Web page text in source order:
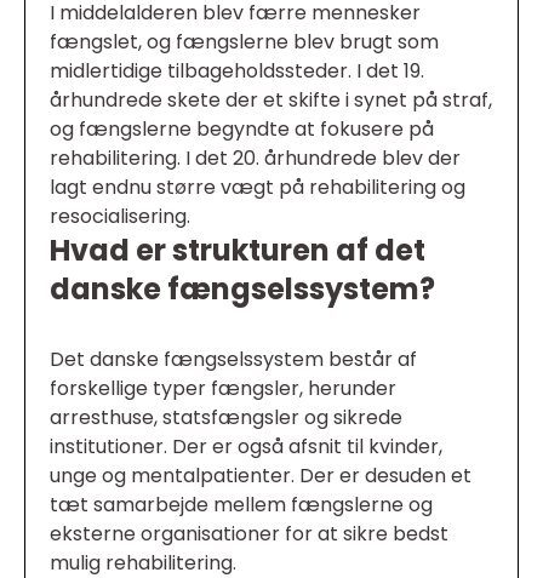
I middelalderen blev færre mennesker
fængslet, og fængslerne blev brugt som
midlertidige tilbageholdssteder. I det 19.
århundrede skete der et skifte i synet på straf,
og fængslerne begyndte at fokusere på
rehabilitering. I det 20. århundrede blev der
lagt endnu større vægt på rehabilitering og
resocialisering.
Hvad er strukturen af det
danske fængselssystem?
Det danske fængselssystem består af
forskellige typer fængsler, herunder
arresthuse, statsfængsler og sikrede
institutioner. Der er også afsnit til kvinder,
unge og mentalpatienter. Der er desuden et
tæt samarbejde mellem fængslerne og
eksterne organisationer for at sikre bedst
mulig rehabilitering.